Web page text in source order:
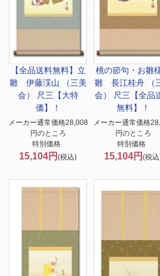
【全品送料無料】 立
雛 伊藤渓山 （三美
会） 尺三【大特
価】！
メーカー通常価格28,008
円のところ
特別価格
15,104円(税込)
桃の節句・お雛
雛 長江桂舟 （
会） 尺三【全品
無料】！
メーカー通常価格
円のところ
特別価格
15,104円(税